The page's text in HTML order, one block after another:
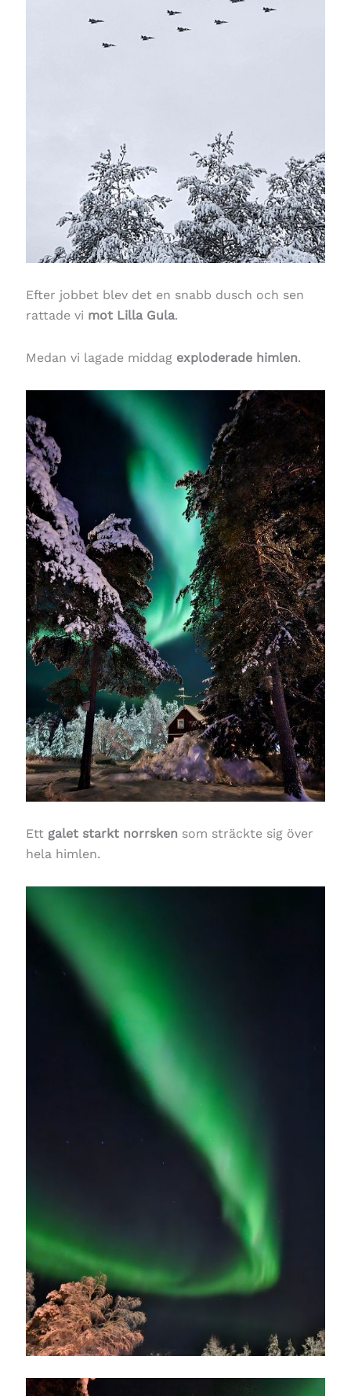
Efter jobbet blev det en snabb dusch och sen
rattade vi mot Lilla Gula.
Medan vi lagade middag exploderade himlen.
Ett galet starkt norrsken som sträckte sig över
hela himlen.